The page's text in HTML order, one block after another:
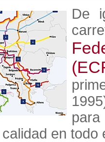
De
en todo